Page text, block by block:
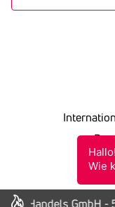
Handels GmbH -
Hallo!
Wie